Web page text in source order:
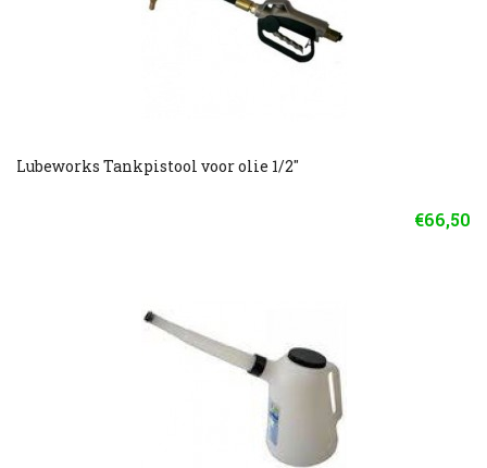
Lubeworks Tankpistool voor olie 1/2''
€66,50